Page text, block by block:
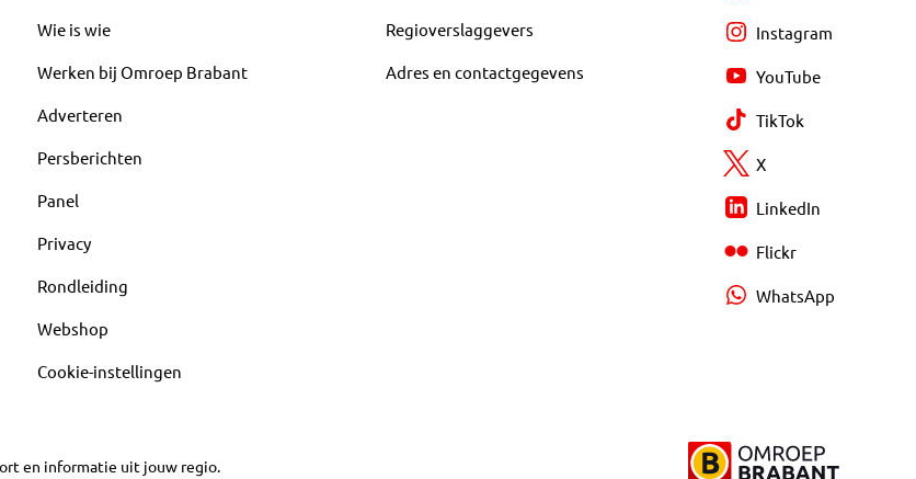
Wie is wie
Werken bij Omroep Brabant
Adverteren
Persberichten
Panel
Privacy
Rondleiding
Webshop
Cookie-instellingen
Regioverslaggevers
Adres en contactgegevens
Instagram
YouTube
TikTok
X
LinkedIn
Flickr
WhatsApp
en informatie uit jouw regio.